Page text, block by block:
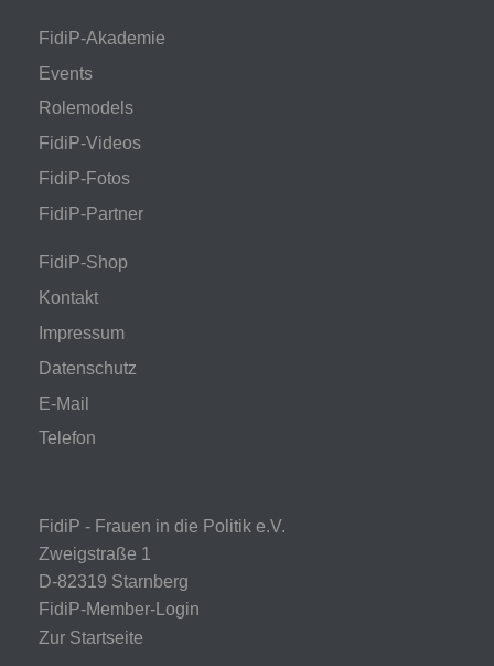
FidiP-Akademie
Events
Rolemodels
FidiP-Videos
FidiP-Fotos
FidiP-Partner
FidiP-Shop
Kontakt
Impressum
Datenschutz
E-Mail
Telefon
FidiP - Frauen in die Politik e.V.
Zweigstraße 1
D-82319 Starnberg
FidiP-Member-Login
Zur Startseite